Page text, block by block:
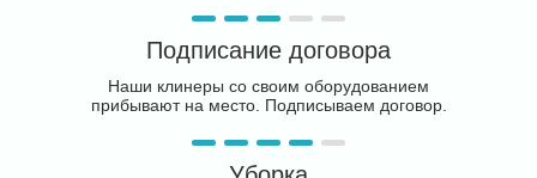
Подписание договора
Наши клинеры со своим оборудованием
прибывают на место. Подписываем договор.